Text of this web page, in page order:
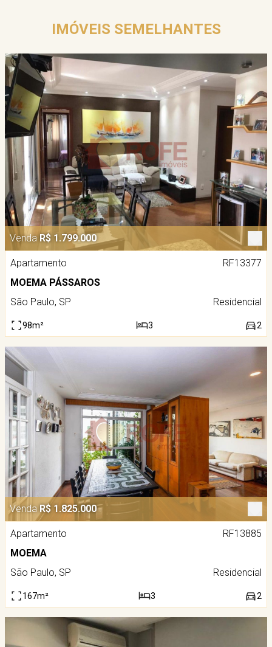
IMÓVEIS SEMELHANTES
Venda R$ 1.799.000
Apartamento
RF13377
MOEMA PÁSSAROS
São Paulo, SP
Residencial
98m² 3 2
Venda R$ 1.825.000
Apartamento
RF13885
MOEMA
São Paulo, SP
Residencial
167m² 3 2